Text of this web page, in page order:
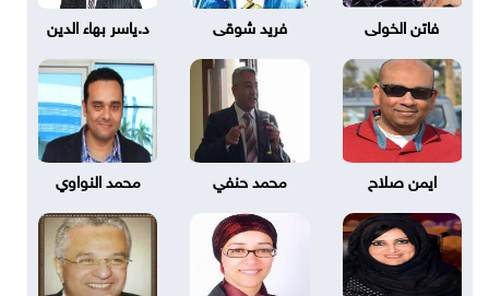
فاتن الخولى فريد شوقى د.ياسر بهاء الدين
ايمن صلاح محمد حنفي محمد النواوي